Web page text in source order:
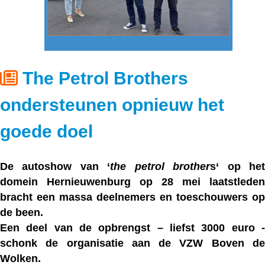
The Petrol Brothers
ondersteunen opnieuw het
goede doel
De autoshow van ‘the petrol brothers‘ op het
domein Hernieuwenburg op 28 mei laatstleden
bracht een massa deelnemers en toeschouwers op
de been.
Een deel van de opbrengst – liefst 3000 euro -
schonk de organisatie aan deVZW Boven de
Wolken.